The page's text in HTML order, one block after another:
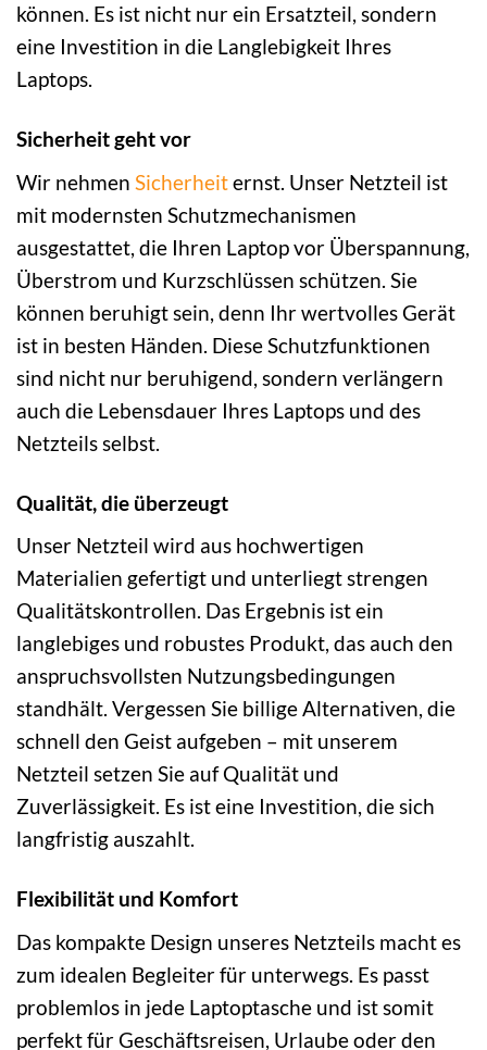
können. Es ist nicht nur ein Ersatzteil, sondern
eine Investition in die Langlebigkeit Ihres
Laptops.
Sicherheit geht vor
Wir nehmen Sicherheiternst. Unser Netzteil ist
mit modernsten Schutzmechanismen
ausgestattet, die Ihren Laptop vor Überspannung,
Überstrom und Kurzschlüssen schützen. Sie
können beruhigt sein, denn Ihr wertvolles Gerät
ist in besten Händen. Diese Schutzfunktionen
sind nicht nur beruhigend, sondern verlängern
auch die Lebensdauer Ihres Laptops und des
Netzteils selbst.
Qualität, die überzeugt
Unser Netzteil wird aus hochwertigen
Materialien gefertigt und unterliegt strengen
Qualitätskontrollen. Das Ergebnis ist ein
langlebiges und robustes Produkt, das auch den
anspruchsvollsten Nutzungsbedingungen
standhält. Vergessen Sie billige Alternativen, die
schnell den Geist aufgeben – mit unserem
Netzteil setzen Sie auf Qualität und
Zuverlässigkeit. Es ist eine Investition, die sich
langfristig auszahlt.
Flexibilität und Komfort
Das kompakte Design unseres Netzteils macht es
zum idealen Begleiter für unterwegs. Es passt
problemlos in jede Laptoptasche und ist somit
perfekt für Geschäftsreisen, Urlaube oder den